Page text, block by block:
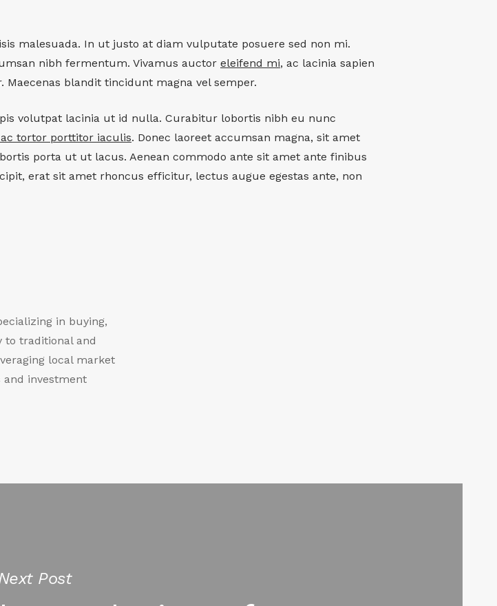
malesuada. In ut justo at diam vulputate posuere sed non mi.
nibh fermentum. Vivamus auctor eleifend mi, ac lacinia sapien
blandit tincidunt magna vel semper.
volutpat lacinia ut id nulla. Curabitur lobortis nibh eu nunc
tortor porttitor iaculis. Donec laoreet accumsan magna, sit amet
porta ut ut lacus. Aenean commodo ante sit amet ante finibus
erat sit amet rhoncus efficitur, lectus augue egestas ante, non
in buying,
to traditional and
local market
and investment
Post